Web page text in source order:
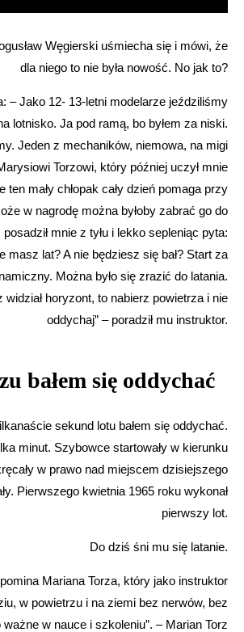
Węgierski uśmiecha się i mówi, że
dla niego to nie była nowość. No jak to?
– Jako 12- 13-letni modelarze jeździliśmy
lotnisko. Ja pod ramą, bo byłem za niski.
Jeden z mechaników, niemowa, na migi
Torzowi, który później uczył mnie
ten mały chłopak cały dzień pomaga przy
w nagrodę można byłoby zabrać go do
mnie z tyłu i lekko sepleniąc pyta:
masz lat? A nie będziesz się bał? Start za
Można było się zrazić do latania.
widział horyzont, to nabierz powietrza i nie
oddychaj” – poradził mu instruktor.
bałem się oddychać
sekund lotu bałem się oddychać.
minut. Szybowce startowały w kierunku
w prawo nad miejscem dzisiejszego
Pierwszego kwietnia 1965 roku wykonał
pierwszy lot.
Do dziś śni mu się latanie.
Mariana Torza, który jako instruktor
w powietrzu i na ziemi bez nerwów, bez
ważne w nauce i szkoleniu”. – Marian Torz